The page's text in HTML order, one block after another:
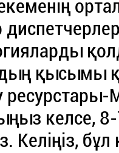
қысымы
келсе,
Келіңіз,